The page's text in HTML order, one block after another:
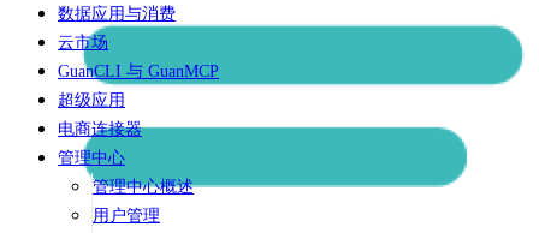
数据应用与消费
云市场
GuanCLI 与 GuanMCP
超级应用
电商连接器
管理中心
管理中心概述
用户管理